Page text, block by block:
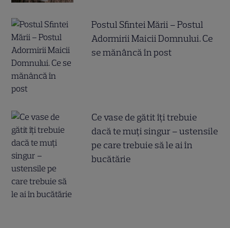
Postul Sfintei Mării – Postul
Adormirii Maicii Domnului. Ce
se mănâncă în post
Ce vase de gătit îți trebuie
dacă te muți singur – ustensile
pe care trebuie să le ai în
bucătărie